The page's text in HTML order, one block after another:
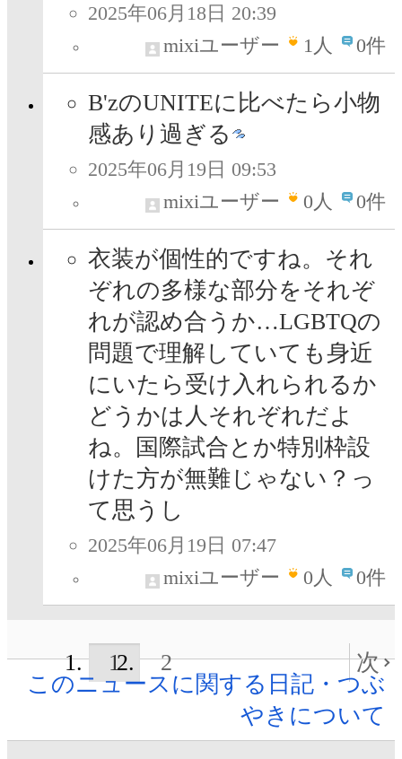
2025年06月18日 20:39
mixiユーザー
1人 0件
B'zのUNITEに比べたら小物
感あり過ぎる
2025年06月19日 09:53
mixiユーザー
0人 0件
衣装が個性的ですね。それ
ぞれの多様な部分をそれぞ
れが認め合うか…LGBTQの
問題で理解していても身近
にいたら受け入れられるか
どうかは人それぞれだよ
ね。国際試合とか特別枠設
けた方が無難じゃない？っ
て思うし
2025年06月19日 07:47
mixiユーザー
0人 0件
1 2
次
このニュースに関する日記・つぶ
やきについて